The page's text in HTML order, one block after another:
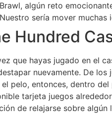
Brawl, algún reto
Nuestro serí­a mover muchas
Hundred
que hayas jugado en el
nuevamente. De
el pelo, entonces, dentro
tarjeta juegos
de relajarse sobre algún